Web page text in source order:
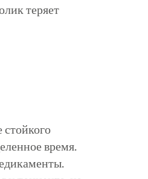
теряет
время.